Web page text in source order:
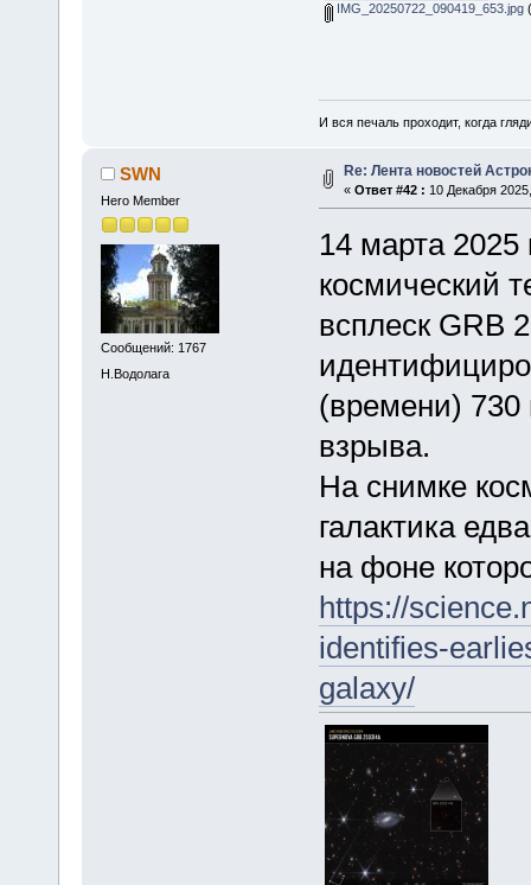
IMG_20250722_090419_653.jpg
И вся печаль проходит, когда
SWN
Hero Member
Сообщений: 1767
Н.Водолага
Re: Лента новостей
« Ответ #42 : 10 Декабря
14 марта 2025
космический
всплеск GRB
(времени) 730
взрыва.
На снимке
галактика
на фоне
https://
identifies-
galaxy/